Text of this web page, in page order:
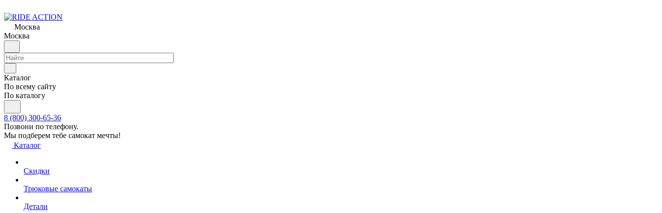
Москва
Москва
Каталог
По всему сайту
По каталогу
8 (800) 300-65-36
Позвони по телефону.
Мы подберем тебе самокат мечты!
Каталог
Скидки
Трюковые самокаты
Детали